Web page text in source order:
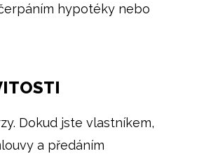
hypotéky nebo
Dokud jste vlastníkem,
a předáním